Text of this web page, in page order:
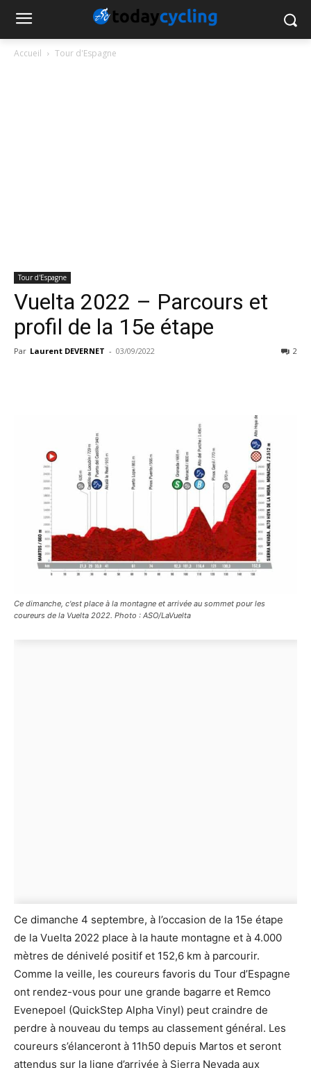
Accueil Tour d'Espagne
Tour d'Espagne
Vuelta 2022 – Parcours et
profil de la 15e étape
Par Laurent DEVERNET - 03/09/2022 2
Ce dimanche, c'est place à la montagne et arrivée au sommet pour les
coureurs de la Vuelta 2022. Photo : ASO/LaVuelta
Ce dimanche 4 septembre, à l’occasion de la 15e étape
de la Vuelta 2022 place à la haute montagne et à 4.000
mètres de dénivelé positif et 152,6 km à parcourir.
Comme la veille, les coureurs favoris du Tour d’Espagne
ont rendez-vous pour une grande bagarre et Remco
Evenepoel (QuickStep Alpha Vinyl) peut craindre de
perdre à nouveau du temps au classement général. Les
coureurs s’élanceront à 11h50 depuis Martos et seront
attendus sur la ligne d’arrivée à Sierra Nevada aux